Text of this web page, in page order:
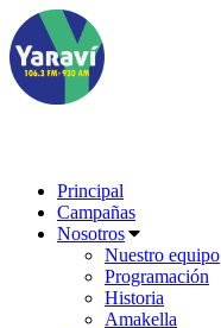
al
contenido
Principal
Campañas
Nosotros
Nuestro equipo
Programación
Historia
Amakella